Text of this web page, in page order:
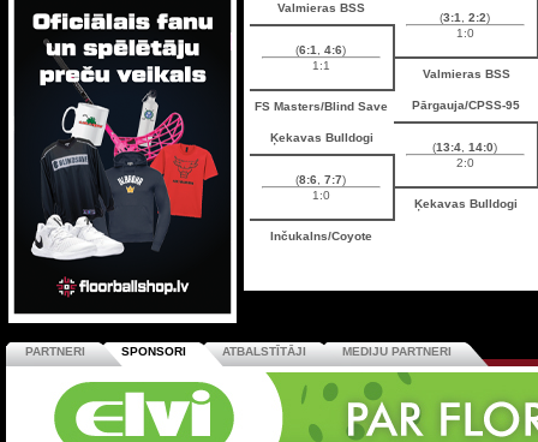
Valmieras BSS
(3:1 ,2:2)
1:0
(6:1 ,4:6)
1:1
Valmieras BSS
FS Masters/Blind Save Pārgauja/CPSS-95
Ķekavas Bulldogi
(13:4 ,14:0)
2:0
(8:6 ,7:7)
1:0
Ķekavas Bulldogi
Inčukalns/Coyote
PARTNERI SPONSORI ATBALSTĪTĀJI MEDIJU PARTNERI